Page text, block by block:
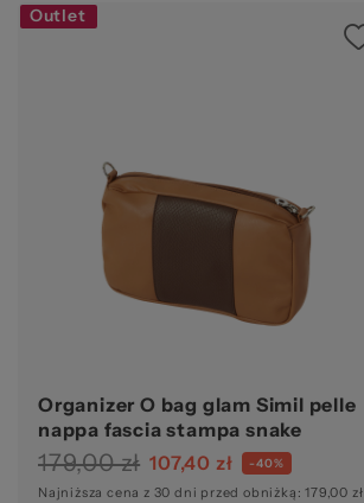
Outlet
Organizer O bag glam Simil pelle
nappa fascia stampa snake
Biscotto testa di moro
179,00 zł 107,40 zł -40%
Najniższa cena z 30 dni przed obniżką: 179,00 zł